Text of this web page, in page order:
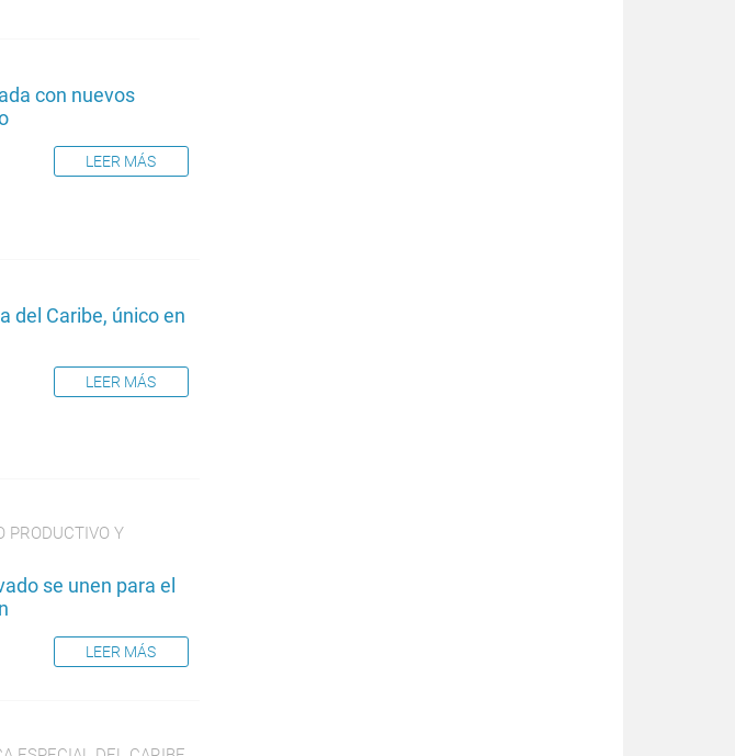
con nuevos
LEER MÁS
del Caribe, único en
LEER MÁS
PRODUCTIVO Y
se unen para el
LEER MÁS